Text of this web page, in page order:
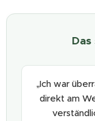
💬
„Ich war
direkt am